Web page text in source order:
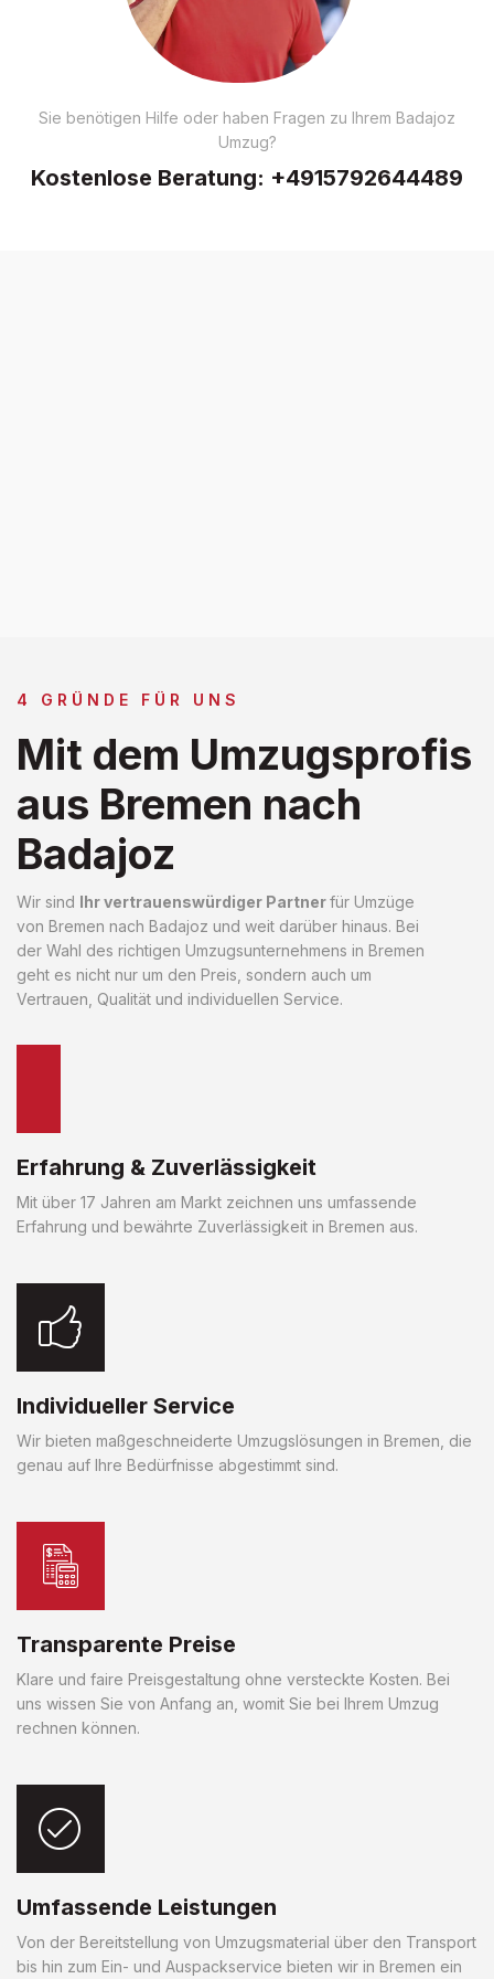
Sie benötigen Hilfe oder haben Fragen zu Ihrem Badajoz
Umzug?
Kostenlose Beratung: +4915792644489
4 GRÜNDE FÜR UNS
Mit dem Umzugsprofis
aus Bremen nach
Badajoz
Wir sind Ihr vertrauenswürdiger Partnerfür Umzüge
von Bremen nach Badajoz und weit darüber hinaus. Bei
der Wahl des richtigen Umzugsunternehmens in Bremen
geht es nicht nur um den Preis, sondern auch um
Vertrauen, Qualität und individuellen Service.
Erfahrung & Zuverlässigkeit
Mit über 17 Jahren am Markt zeichnen uns umfassende
Erfahrung und bewährte Zuverlässigkeit in Bremen aus.
Individueller Service
Wir bieten maßgeschneiderte Umzugslösungen in Bremen, die
genau auf Ihre Bedürfnisse abgestimmt sind.
Transparente Preise
Klare und faire Preisgestaltung ohne versteckte Kosten. Bei
uns wissen Sie von Anfang an, womit Sie bei Ihrem Umzug
rechnen können.
Umfassende Leistungen
Von der Bereitstellung von Umzugsmaterial über den Transport
bis hin zum Ein- und Auspackservice bieten wir in Bremen ein